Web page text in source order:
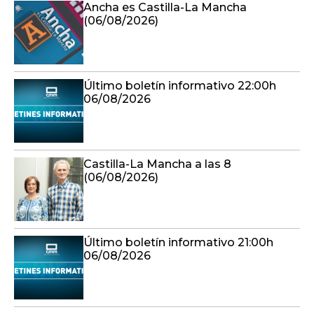
Ancha es Castilla-La Mancha
(06/08/2026)
Último boletín informativo 22:00h
06/08/2026
Castilla-La Mancha a las 8
(06/08/2026)
Último boletín informativo 21:00h
06/08/2026